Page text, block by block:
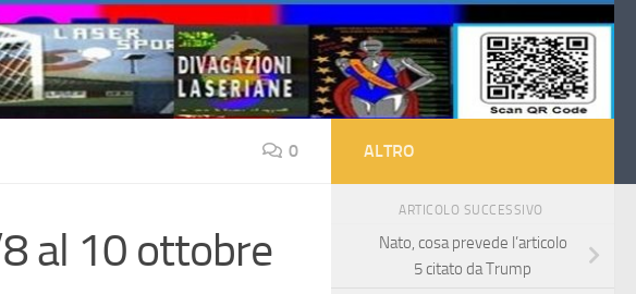
0
al 10 ottobre
ALTRO
ARTICOLO SUCCESSIVO
Nato, cosa prevede l’articolo
5 citato da Trump